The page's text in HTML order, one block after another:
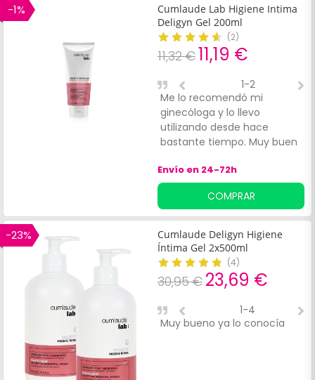
-1%
Cumlaude Lab Higiene Intima
Deligyn Gel 200ml
(2)
11,32 €11,19 €
Me lo recomendó mi
ginecóloga y lo llevo
utilizando desde hace
bastante tiempo. Muy buen
1-2
Envío en 24-72h
COMPRAR
-23%
Cumlaude Deligyn Higiene
Íntima Gel 2x500ml
(4)
30,95 € 23,69 €
Muy bueno ya lo conocía
1-4